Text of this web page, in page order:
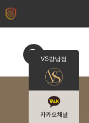
VS강남점
카카오채널